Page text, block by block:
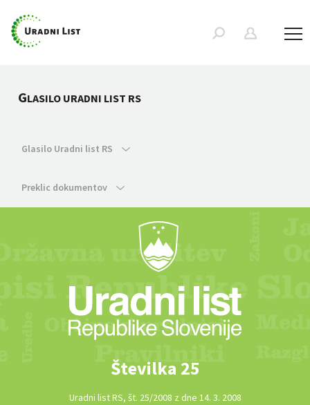
GLASILO URADNI LIST RS
Glasilo Uradni list RS
Preklic dokumentov
Številka 25
Uradni list RS, št. 25/2008 z dne 14. 3. 2008